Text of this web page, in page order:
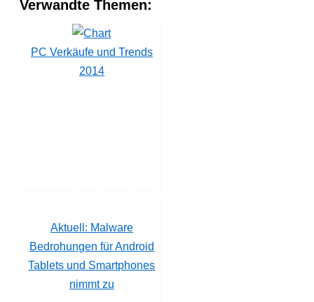
Verwandte Themen:
PC Verkäufe und Trends
2014
Aktuell: Malware
Bedrohungen für Android
Tablets und Smartphones
nimmt zu